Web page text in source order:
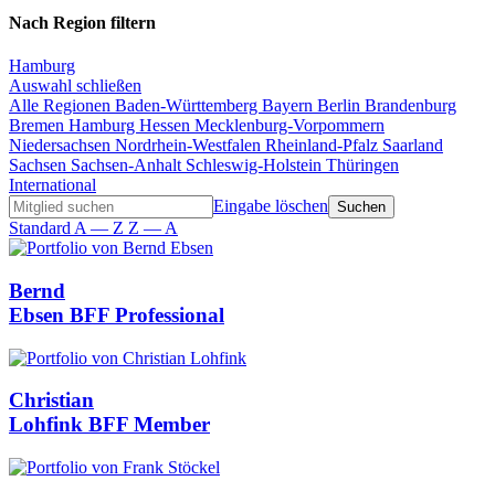
Nach Region filtern
Hamburg
Auswahl schließen
Alle Regionen Baden-Württemberg Bayern Berlin Brandenburg
Bremen Hamburg Hessen Mecklenburg-Vorpommern
Niedersachsen Nordrhein-Westfalen Rheinland-Pfalz Saarland
Sachsen Sachsen-Anhalt Schleswig-Holstein Thüringen
International
Eingabe löschen
Standard A — Z Z — A
Bernd
Ebsen BFF Professional
Christian
Lohfink BFF Member